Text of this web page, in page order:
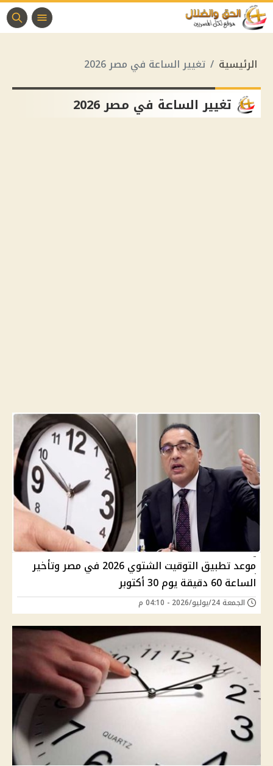
الرئيسية تغيير الساعة في مصر 2026
تغيير الساعة في مصر 2026
موعد تطبيق التوقيت الشتوي 2026 في مصر وتأخير
الساعة 60 دقيقة يوم 30 أكتوبر
الجمعة 24/يوليو/2026 - 04:10 م